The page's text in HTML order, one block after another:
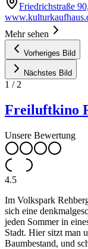
Friedrichstraße
Mehr sehen
Vorheriges Bild
Nächstes Bild
1 / 2
Freiluftkino
Unsere Bewertung
4.5
Im Volkspark
sich eine
jeden Sommer in
Stadt. Hier sitzt man
Baumbestand, und